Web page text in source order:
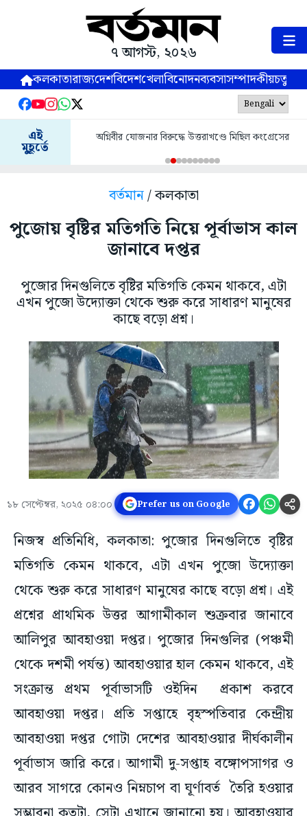
৭ আগস্ট, ২০২৬
কলকাতারাজ্যদেশবিদেশখেলাবিনোদনব্যবসাসম্পাদকীয়
এই
মুহূর্তে
অগ্নিবীর যোজনার বিরুদ্ধে উত্তরাখণ্ডে মিছিল কংগ্রেসের
বর্তমান/ কলকাতা
পুজোয় বৃষ্টির মতিগতি নিয়ে পূর্বাভাস কাল
জানাবে দপ্তর
পুজোর দিনগুলিতে বৃষ্টির মতিগতি কেমন থাকবে, এটা
এখন পুজো উদ্যোক্তা থেকে শুরু করে সাধারণ মানুষের
কাছে বড়ো প্রশ্ন।
১৮ সেপ্টেম্বর, ২০২৫ ০৪:০০ Prefer us on Google
নিজস্ব প্রতিনিধি, কলকাতা: পুজোর দিনগুলিতে বৃষ্টির
মতিগতি কেমন থাকবে, এটা এখন পুজো উদ্যোক্তা
থেকে শুরু করে সাধারণ মানুষের কাছে বড়ো প্রশ্ন। এই
প্রশ্নের প্রাথমিক উত্তর আগামীকাল শুক্রবার জানাবে
আলিপুর আবহাওয়া দপ্তর। পুজোর দিনগুলির (পঞ্চমী
থেকে দশমী পর্যন্ত) আবহাওয়ার হাল কেমন থাকবে, এই
সংক্রান্ত প্রথম পূর্বাভাসটি ওইদিন প্রকাশ করবে
আবহাওয়া দপ্তর। প্রতি সপ্তাহে বৃহস্পতিবার কেন্দ্রীয়
আবহাওয়া দপ্তর গোটা দেশের আবহাওয়ার দীর্ঘকালীন
পূর্বাভাস জারি করে। আগামী দু-সপ্তাহ বঙ্গোপসাগর ও
আরব সাগরে কোনও নিম্নচাপ বা ঘূর্ণাবর্ত তৈরি হওয়ার